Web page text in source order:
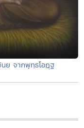
ย จากพุทฺธโอฎฺฐ